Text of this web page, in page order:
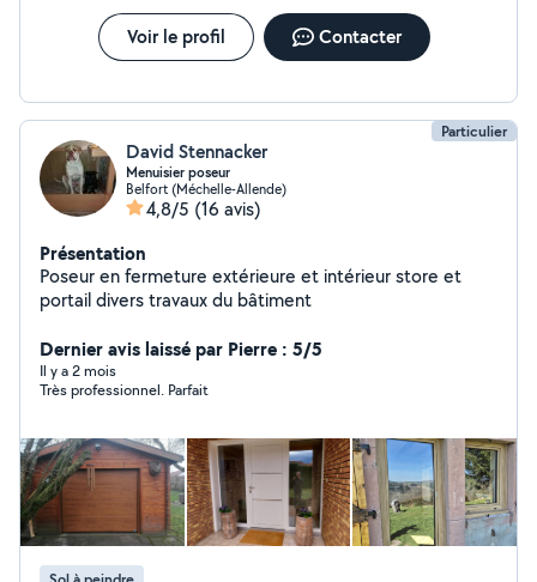
Voir le profil Contacter
Particulier
David Stennacker
Menuisier poseur
Belfort (Méchelle-Allende)
4,8/5 (16 avis)
Présentation
Poseur en fermeture extérieure et intérieur store et
portail divers travaux du bâtiment
Dernier avis laissé par Pierre : 5/5
Il y a 2 mois
Très professionnel. Parfait